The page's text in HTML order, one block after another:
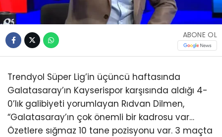
ABONE OL
Trendyol Süper Lig’in üçüncü haftasında
Galatasaray’ın Kayserispor karşısında aldığı 4-
0’lık galibiyeti yorumlayan Rıdvan Dilmen,
“Galatasaray’ın çok önemli bir kadrosu var…
Özetlere sığmaz 10 tane pozisyonu var. 3 maçta